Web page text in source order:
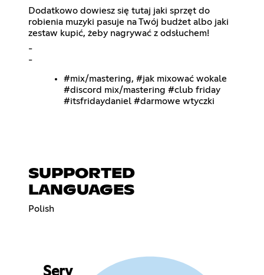
Dodatkowo dowiesz się tutaj jaki sprzęt do
robienia muzyki pasuje na Twój budżet albo jaki
zestaw kupić, żeby nagrywać z odsłuchem!
-
-
#mix/mastering, #jak mixować wokale
#discord mix/mastering #club friday
#itsfridaydaniel #darmowe wtyczki
SUPPORTED
LANGUAGES
Polish